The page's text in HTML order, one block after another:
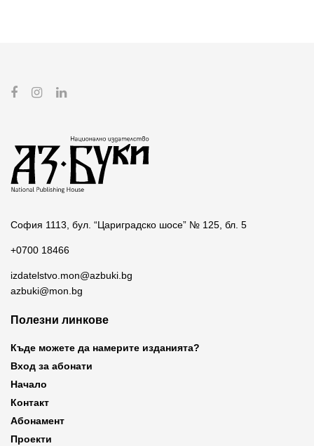
София 1113, бул. “Цариградско шосе” № 125, бл. 5
+0700 18466
izdatelstvo.mon@azbuki.bg
azbuki@mon.bg
Полезни линкове
Къде можете да намерите изданията?
Вход за абонати
Начало
Контакт
Абонамент
Проекти